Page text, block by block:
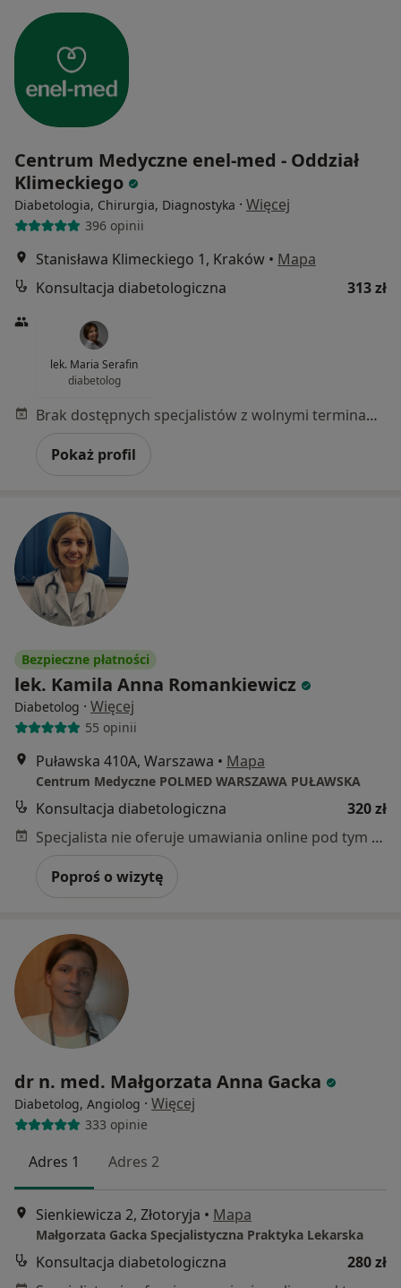
Centrum Medyczne enel-med - Oddział
Klimeckiego
Diabetologia, Chirurgia, Diagnostyka · Więcej
396 opinii
Stanisława Klimeckiego 1, Kraków • Mapa
Konsultacja diabetologiczna
313 zł
lek. Maria Serafin
diabetolog
Brak dostępnych specjalistów z wolnymi terminami w tym centrum medycznym.
Pokaż profil
Bezpieczne płatności
lek. Kamila Anna Romankiewicz
Diabetolog · Więcej
55 opinii
Puławska 410A, Warszawa • Mapa
Centrum Medyczne POLMED WARSZAWA PUŁAWSKA
Konsultacja diabetologiczna
320 zł
Specjalista nie oferuje umawiania online pod tym adresem.
Poproś o wizytę
dr n. med. Małgorzata Anna Gacka
Diabetolog, Angiolog · Więcej
333 opinie
Adres 1 Adres 2
Sienkiewicza 2, Złotoryja • Mapa
Małgorzata Gacka Specjalistyczna Praktyka Lekarska
Konsultacja diabetologiczna
280 zł